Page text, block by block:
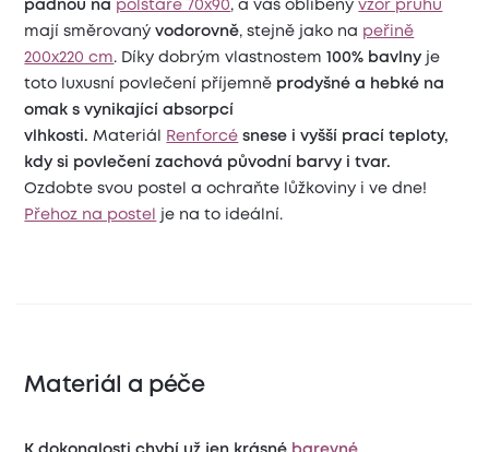
padnou na polštáře 70x90, a váš oblíbenývzor pruhů
mají směrovanývodorovně, stejně jako na peřině
200x220 cm. Díky dobrým vlastnostem 100% bavlny je
toto luxusní povlečení příjemně prodyšné a hebké na
omak s vynikající absorpcí
vlhkosti.Materiál Renforcé snese i vyšší prací teploty,
kdy si povlečení zachová původní barvy i tvar.
Ozdobte svou postel a ochraňte lůžkoviny i ve dne!
Přehoz na postel
je na to ideální.
Materiál a péče